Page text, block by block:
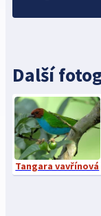
Další
Tangara vavřínová